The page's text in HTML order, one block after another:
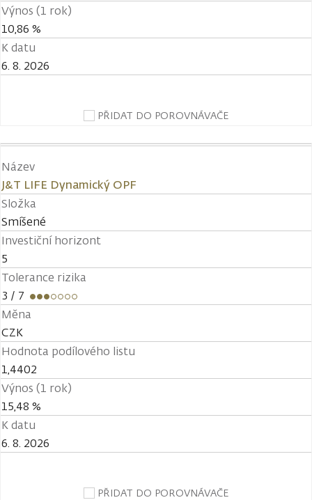
Výnos (1 rok)
10,86 %
K datu
6. 8. 2026
PŘIDAT DO POROVNÁVAČE
Název
J&T LIFE Dynamický OPF
Složka
Smíšené
Investiční horizont
5
Tolerance rizika
3 / 7
Měna
CZK
Hodnota podílového listu
1,4402
Výnos (1 rok)
15,48 %
K datu
6. 8. 2026
PŘIDAT DO POROVNÁVAČE